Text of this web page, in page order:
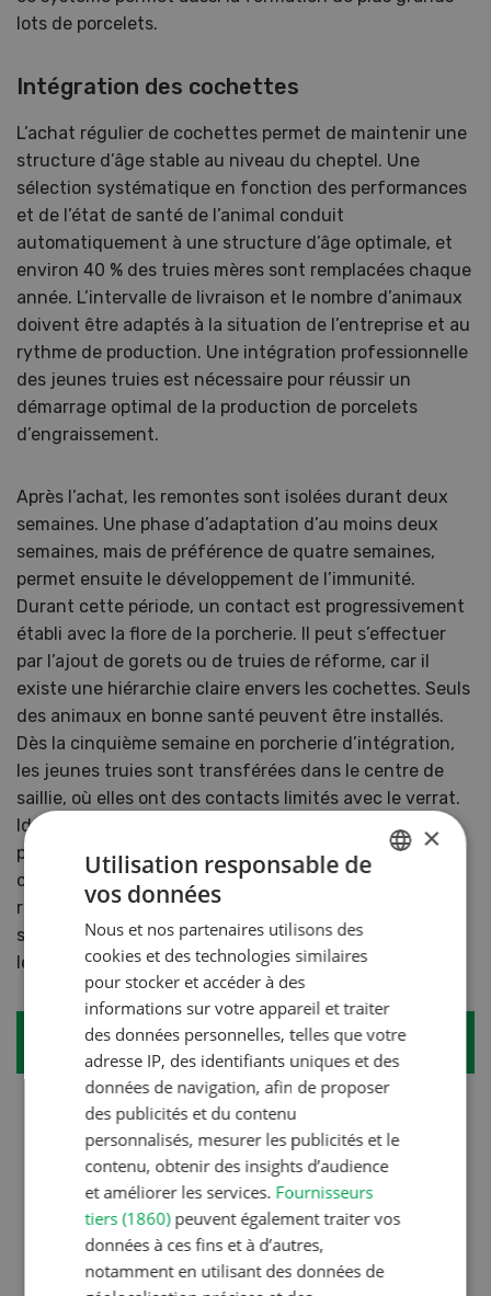
lots de porcelets.
Intégration des cochettes
L’achat régulier de cochettes permet de maintenir une
structure d’âge stable au niveau du cheptel. Une
sélection systématique en fonction des performances
et de l’état de santé de l’animal conduit
automatiquement à une structure d’âge optimale, et
environ 40 % des truies mères sont remplacées chaque
année. L’intervalle de livraison et le nombre d’animaux
doivent être adaptés à la situation de l’entreprise et au
rythme de production. Une intégration professionnelle
des jeunes truies est nécessaire pour réussir un
démarrage optimal de la production de porcelets
d’engraissement.
Après l’achat, les remontes sont isolées durant deux
semaines. Une phase d’adaptation d’au moins deux
semaines, mais de préférence de quatre semaines,
permet ensuite le développement de l’immunité.
Durant cette période, un contact est progressivement
établi avec la flore de la porcherie. Il peut s’effectuer
par l’ajout de gorets ou de truies de réforme, car il
existe une hiérarchie claire envers les cochettes. Seuls
des animaux en bonne santé peuvent être installés.
Dès la cinquième semaine en porcherie d’intégration,
les jeunes truies sont transférées dans le centre de
saillie, où elles ont des contacts limités avec le verrat.
Idéalement, elles sont âgées de 220 à 250 jours,
pèsent entre 130 et 150 kilos et présentent une bonne
condition corporelle lors de la première saillie. Il est
recommandé de placer les cochettes dans des boxes
séparés, et ce jusqu’à la première mise bas, avant de
les intégrer dans des groupes existants.
Conseil Bio
Rythmicité dans les porcheries
biologiques
En production biologique, les porcelets doivent
être allaités durant au moins 42 jours (6
semaines). La rotation est prolongée et le cycle
de production s’élève à 24 semaines. Les
rythmes hebdomadaires suivants conviennent
×
Utilisation responsable de
vos données
Nous et nos partenaires utilisons des
cookies et des technologies similaires
pour stocker et accéder à des
informations sur votre appareil et traiter
des données personnelles, telles que votre
adresse IP, des identifiants uniques et des
données de navigation, afin de proposer
des publicités et du contenu
personnalisés, mesurer les publicités et le
contenu, obtenir des insights d’audience
et améliorer les services. Fournisseurs
tiers (1860)peuvent également traiter vos
données à ces fins et à d’autres,
notamment en utilisant des données de